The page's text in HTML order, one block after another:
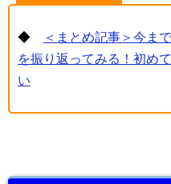
◆
＜まとめ記事＞今ま
を振り返ってみる！初め
い